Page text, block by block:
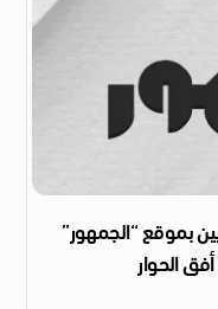
بموقع “الجمهور”
الحوار